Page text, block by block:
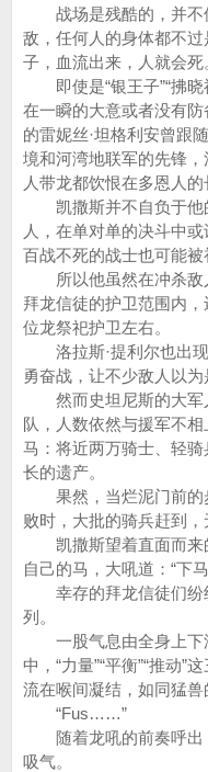
战场是残酷的，并不
敌，任何人的身体都不
子，血流出来，人就会死
即使是“银王子”“拂晓
在一瞬的大意或者没有
的雷妮丝·坦格利安曾跟
境和河湾地联军的先锋
人带龙都饮恨在多恩人的
凯撒斯并不自负于他
人，在单对单的决斗中
百战不死的战士也可能被
所以他虽然在冲杀敌
拜龙信徒的护卫范围内，
位龙祭祀护卫左右。
洛拉斯·提利尔也出现
勇奋战，让不少敌人以为
然而史坦尼斯的大军
队，人数依然与援军不
马：将近两万骑士、轻
长的遗产。
果然，当烂泥门前的
败时，大批的骑兵赶到，
凯撒斯望着直面而来
自己的马，大吼道：“下
幸存的拜龙信徒们纷
列。
一股气息由全身上下
中，“力量”“平衡”“推动”
流在喉间凝结，如同猛兽
“Fus……”
随着龙吼的前奏呼出
吸气。